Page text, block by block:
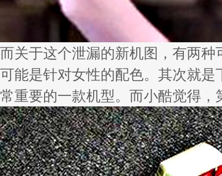
而关于这个泄漏的新机图，有两
可能是针对女性的配色。其次就
常重要的一款机型。而小酷觉得